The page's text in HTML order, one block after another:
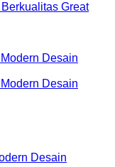
Great
Desain